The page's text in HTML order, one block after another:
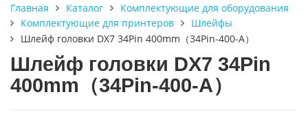
Главная Каталог
Комплектующие для оборудования
Комплектующие для принтеров
Шлейфы
Шлейф головки DX7 34Pin 400mm（34Pin-400-A）
Шлейф головки DX7 34Pin
400mm（34Pin-400-A）